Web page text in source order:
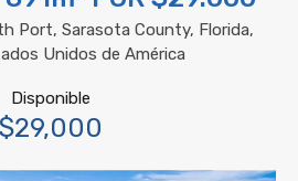
Port, Sarasota County, Florida,
Unidos de América
Disponible
$29,000